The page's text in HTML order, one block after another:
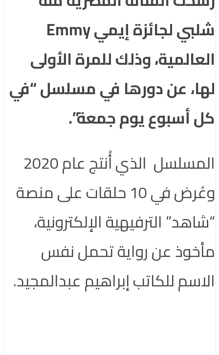
شلبي لجائزة إيمي Emmy
العالمية، وذلك للمرة الأولى
لها، عن دورها في مسلسل “في
كل أسبوع يوم جمعة”.
المسلسل الذي أُنتج عام 2020
وعُرض في 10 حلقات على منصة
“شاهد” الترفيهية الإلكترونية،
مأخوذ عن رواية تحمل نفس
الاسم للكاتب إبراهيم عبدالمجيد.